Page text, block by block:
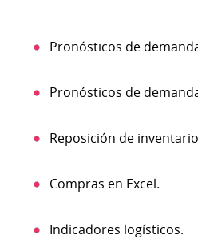
Pronósticos de
Pronósticos de
Reposición de
Compras en Excel.
Indicadores logísticos.